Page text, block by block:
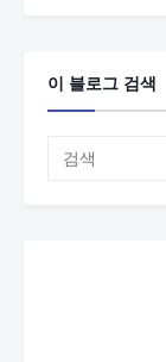
이 블로그 검색